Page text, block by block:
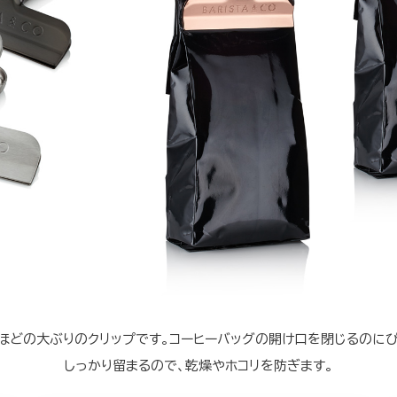
の大ぶりのクリップです。コーヒーバッグの開け口を閉じるのにぴ
しっかり留まるので、乾燥やホコリを防ぎます。